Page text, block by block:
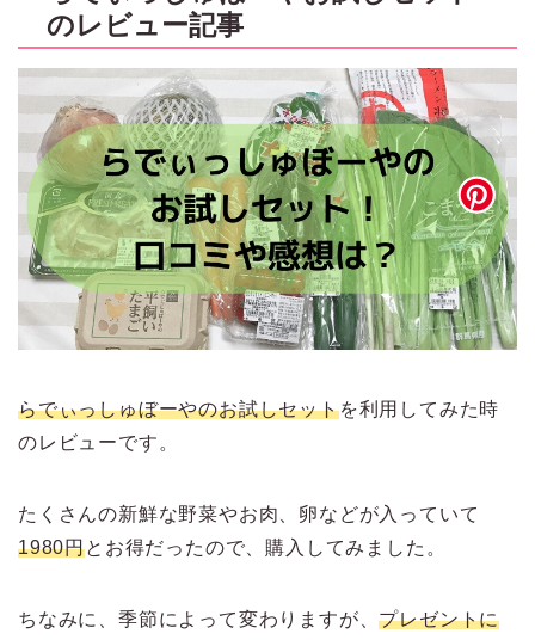
のレビュー記事
らでぃっしゅぼーやのお試しセットを利用してみた時
のレビューです。
たくさんの新鮮な野菜やお肉、卵などが入っていて
1980円とお得だったので、購入してみました。
ちなみに、季節によって変わりますが、プレゼントに